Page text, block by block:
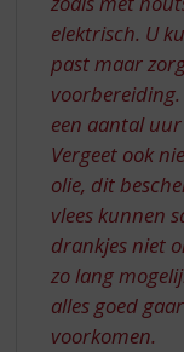
elektrisch. U
past maar
een aantal
Vergeet ook
olie, dit
vlees kunnen
drankjes niet
zo lang
alles goed
voorkomen.